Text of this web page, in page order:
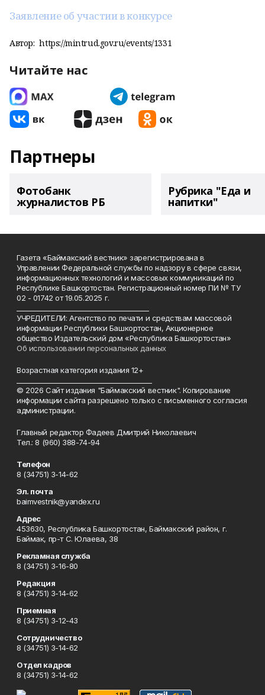
Заявление об участии в конкурсе
Автор: https://mintrud.gov.ru/events/1331
Читайте нас
Партнеры
Фотобанк
журналистов РБ
Рубрика "Еда и
напитки"
Газета «Баймакский вестник» зарегистрирована в
Управлении Федеральной службы по надзору в сфере связи,
информационных технологий и массовых коммуникаций по
Республике Башкортостан. Регистрационный номер ПИ № ТУ
02 - 01742 от 19.05.2025 г.
УЧРЕДИТЕЛИ: Агентство по печати и средствам массовой
информации Республики Башкортостан, Акционерное
общество Издательский дом «Республика Башкортостан»
Об использовании персональных данных
Возрастная категория издания 12+
© 2026 Сайт издания "Баймакский вестник". Копирование
информации сайта разрешено только с письменного согласия
администрации.
Главный редактор Фадеев Дмитрий Николаевич
Тел.: 8 (960) 388-74-94
Телефон
8 (34751) 3-14-62
Эл. почта
baimvestnik@yandex.ru
Адрес
453630, Республика Башкортостан, Баймакский район, г.
Баймак, пр-т С. Юлаева, 38
Рекламная служба
8 (34751) 3-16-80
Редакция
8 (34751) 3-14-62
Приемная
8 (34751) 3-12-43
Сотрудничество
8 (34751) 3-14-62
Отдел кадров
8 (34751) 3-14-62